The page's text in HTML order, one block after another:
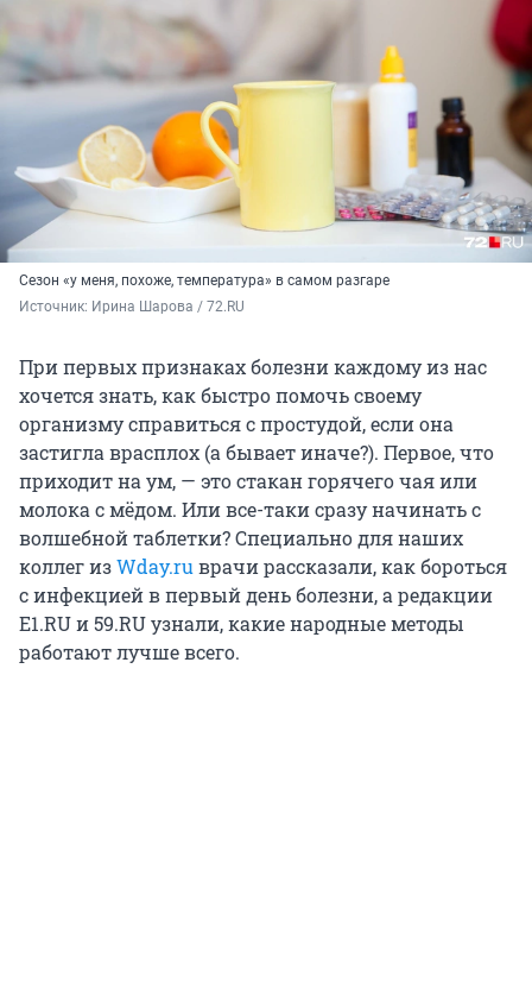
Сезон «у меня, похоже, температура» в самом разгаре
Источник: Ирина Шарова / 72.RU
При первых признаках болезни каждому из нас
хочется знать, как быстро помочь своему
организму справиться с простудой, если она
застигла врасплох (а бывает иначе?). Первое, что
приходит на ум, — это стакан горячего чая или
молока с мёдом. Или все-таки сразу начинать с
волшебной таблетки? Специально для наших
коллег изWday.ruврачи рассказали, как бороться
с инфекцией в первый день болезни, а редакции
E1.RU и 59.RU узнали, какие народные методы
работают лучше всего.